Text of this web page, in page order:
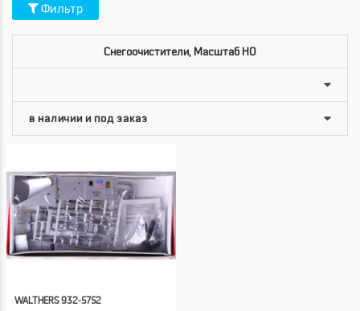
Фильтр
Снегоочистители, Масштаб HO
WALTHERS 932-5752